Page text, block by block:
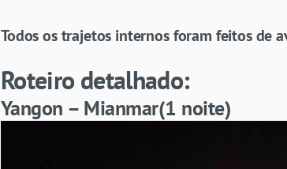
Todos os trajetos internos foram feitos de
Roteiro detalhado:
Yangon – Mianmar(1 noite)